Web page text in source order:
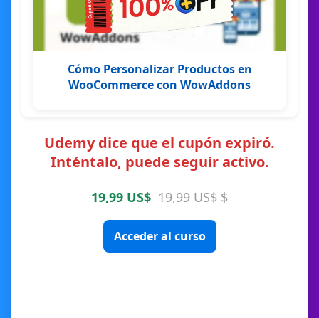
Cómo Personalizar Productos en
WooCommerce con WowAddons
Udemy dice que el cupón expiró.
Inténtalo, puede seguir activo.
19,99 US$ 19,99 US$ $
Acceder al curso